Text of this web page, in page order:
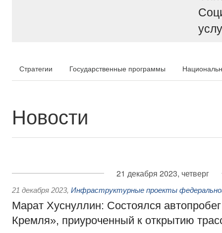
Стратегии Государственные программы
Новости
21 декабря 2023, четверг
21 декабря 2023, Инфраструктурные проекты
Марат Хуснуллин: Состоялся
Кремля», приуроченный к открытию